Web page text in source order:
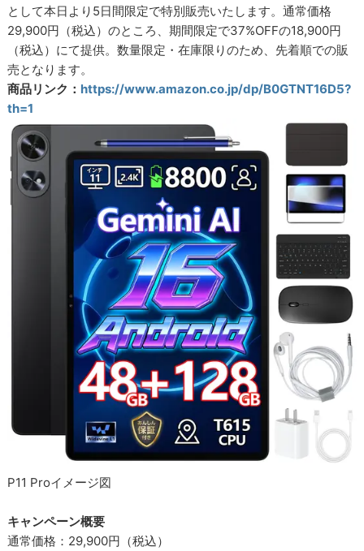
として本日より5日間限定で特別販売いたします。通常価格
29,900円（税込）のところ、期間限定で37%OFFの18,900円
（税込）にて提供。数量限定・在庫限りのため、先着順での販
売となります。
商品リンク： https://www.amazon.co.jp/dp/B0GTNT16D5?
th=1
P11 Proイメージ図
キャンペーン概要
通常価格：29,900円（税込）